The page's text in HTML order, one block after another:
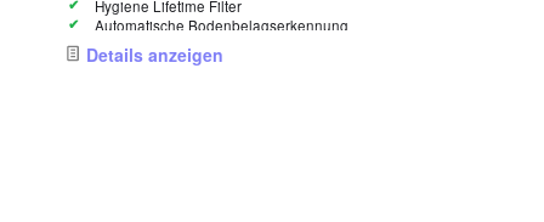
Hygiene Lifetime Filter
Automatische Bodenbelagserkennung
Zubehör: Polsterdüse, Saugpinsel, Fugendüse
Details anzeigen